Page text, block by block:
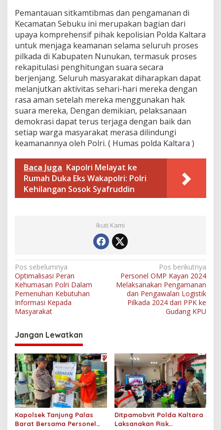
n
P
o
v
i
n
s
K
a
l
t
r
a
Pemantauan sitkamtibmas dan pengamanan di
Kecamatan Sebuku ini merupakan bagian dari
upaya komprehensif pihak kepolisian Polda Kaltara
untuk menjaga keamanan selama seluruh proses
pilkada di Kabupaten Nunukan, termasuk proses
rekapitulasi penghitungan suara secara
berjenjang. Seluruh masyarakat diharapkan dapat
melanjutkan aktivitas sehari-hari mereka dengan
rasa aman setelah mereka menggunakan hak
suara mereka, Dengan demikian, pelaksanaan
demokrasi dapat terus terjaga dengan baik dan
setiap warga masyarakat merasa dilindungi
keamanannya oleh Polri. ( Humas polda Kaltara )
Baca Juga Kapolri Melayat ke
Rumah Duka Eks Wakapolri: Polri
Kehilangan Sosok Syafruddin
Ikuti Kami
N
a
v
i
a
s
i
p
o
s
Pos sebelumnya
Optimalisasi Peran
Kehumasan Polri Dalam
Pemenuhan Kebutuhan
Informasi Kepada
Masyarakat
Pos berikutnya
Personel OMP Kayan 2024
Melaksanakan Pengamanan
dan Pengawalan Logistik
Pilkada 2024 dari PPK ke
Gudang KPU
Jangan Lewatkan
Kapolsek Tanjung Palas
Barat Bersama Personel
Ditpamobvit Polda Kaltara
Laksanakan Risk